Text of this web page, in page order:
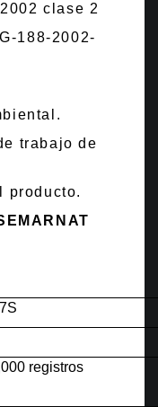
clase 2
188-2002-
trabajo de
producto.
registros